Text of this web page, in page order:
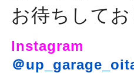
お待ちしてお
Instagram
＠